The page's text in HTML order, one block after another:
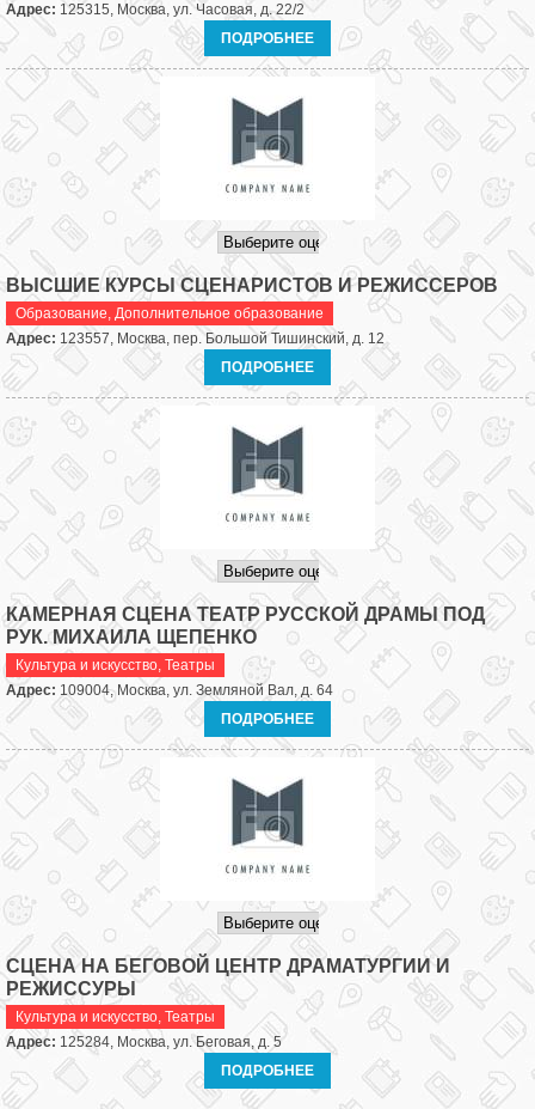
Адрес: 125315, Москва, ул. Часовая, д. 22/2
ПОДРОБНЕЕ
ВЫСШИЕ КУРСЫ СЦЕНАРИСТОВ И РЕЖИССЕРОВ
Образование, Дополнительное образование
Адрес: 123557, Москва, пер. Большой Тишинский, д. 12
ПОДРОБНЕЕ
КАМЕРНАЯ СЦЕНА ТЕАТР РУССКОЙ ДРАМЫ ПОД
РУК. МИХАИЛА ЩЕПЕНКО
Культура и искусство, Театры
Адрес: 109004, Москва, ул. Земляной Вал, д. 64
ПОДРОБНЕЕ
СЦЕНА НА БЕГОВОЙ ЦЕНТР ДРАМАТУРГИИ И
РЕЖИССУРЫ
Культура и искусство, Театры
Адрес: 125284, Москва, ул. Беговая, д. 5
ПОДРОБНЕЕ